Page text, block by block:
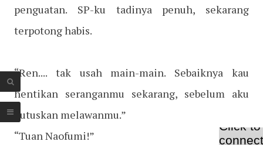
penguatan. SP-ku tadinya penuh, sekarang
terpotong habis.
“Ren.... tak usah main-main. Sebaiknya kau
hentikan seranganmu sekarang, sebelum aku
putuskan melawanmu.”
“Tuan Naofumi!”